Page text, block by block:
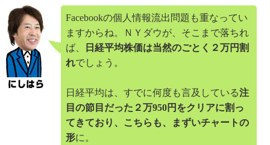
Facebookの個人情報流出問題も重なってい
ますからね。ＮＹダウが、そこまで落ちれ
ば、
日経平均株価は当然のごとく２万円割
れでしょう。
日経平均は、すでに何度も言及している注
目の節目だった２万950円をクリアに割っ
てきており、こちらも、まずいチャートの
形に。